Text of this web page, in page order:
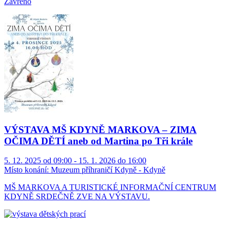
VÝSTAVA MŠ KDYNĚ MARKOVA – ZIMA
OČIMA DĚTÍ aneb od Martina po Tři krále
5. 12. 2025 od 09:00 - 15. 1. 2026 do 16:00
Místo konání: Muzeum příhraničí Kdyně - Kdyně
MŠ MARKOVA A TURISTICKÉ INFORMAČNÍ CENTRUM
KDYNĚ SRDEČNĚ ZVE NA VÝSTAVU.